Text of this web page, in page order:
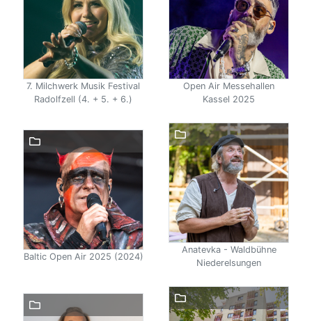
7. Milchwerk Musik Festival
Radolfzell (4. + 5. + 6.)
Open Air Messehallen
Kassel 2025
Baltic Open Air 2025 (2024)
Anatevka - Waldbühne
Niederelsungen